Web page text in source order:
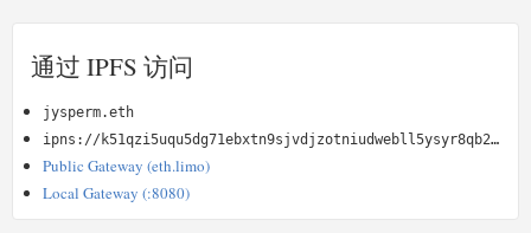
通过 IPFS 访问
jysperm.eth
ipns://k51qzi5uqu5dg71ebxtn9sjvdjzotniudwebll5ysyr8qb2kz4oimyydvu9n5u
Public Gateway (eth.limo)
Local Gateway (:8080)